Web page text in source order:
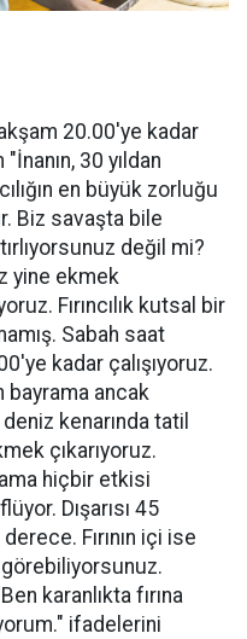
20.00'ye kadar
30 yıldan
en büyük zorluğu
Biz savaşta bile
değil mi?
yine ekmek
Fırıncılık kutsal bir
Sabah saat
kadar çalışıyoruz.
bayrama ancak
kenarında tatil
çıkarıyoruz.
ama hiçbir etkisi
Dışarısı 45
Fırının içi ise
karanlıkta fırına
ifadelerini